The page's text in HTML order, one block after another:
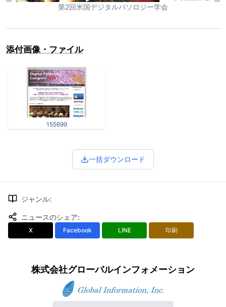
第2回米国デジタルパソロジー学会
添付画像・ファイル
155699
一括ダウンロード
ジャンル:
ニュースのシェア:
X Facebook LINE 印刷
株式会社グローバルインフォメーション